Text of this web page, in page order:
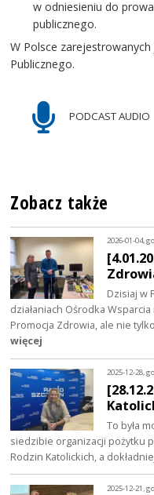
w odniesieniu do
publicznego.
W Polsce
Publicznego.
PODCAST AUDIO
Zobacz także
2026-01-04,
Dzisiaj w
działaniach Ośrodka
Promocja Zdrowia, ale nie
więcej
2025-12-28,
To była
siedzibie organizacji pożytku
Rodzin Katolickich, a
2025-12-21,